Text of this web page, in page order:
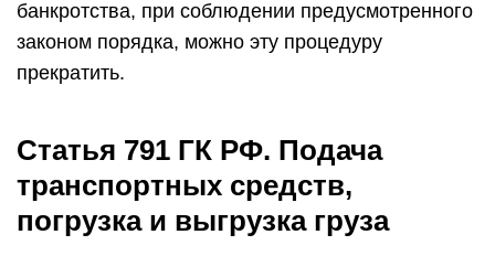
банкротства, при соблюдении предусмотренного
законом порядка, можно эту процедуру
прекратить.
Статья 791 ГК РФ. Подача
транспортных средств,
погрузка и выгрузка груза